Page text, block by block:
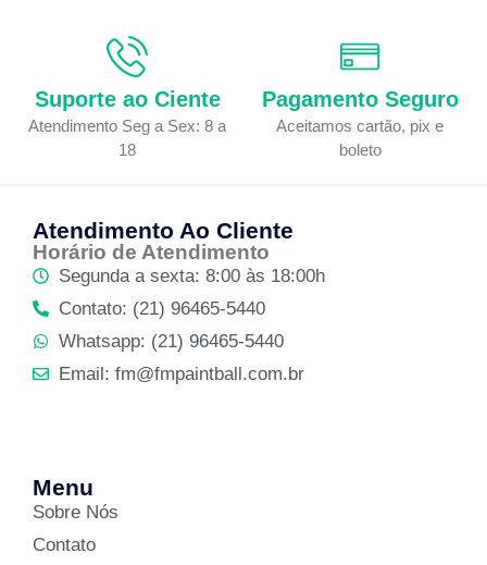
Suporte ao Ciente
Atendimento Seg a Sex: 8 a
18
Pagamento Seguro
Aceitamos cartão, pix e
boleto
Atendimento Ao Cliente
Horário de Atendimento
Segunda a sexta: 8:00 às 18:00h
Contato: (21) 96465-5440
Whatsapp: (21) 96465-5440
Email: fm@fmpaintball.com.br
Menu
Sobre Nós
Contato